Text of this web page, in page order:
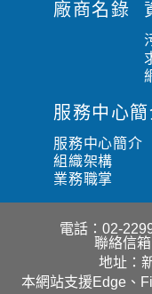
廠商名錄
服務中心簡
服務中心簡介
組織架構
業務職掌
電話：02-
聯絡信箱
地址：
本網站支援Edge、